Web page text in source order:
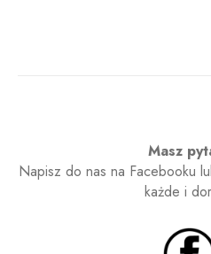
Masz
Napisz do nas na Facebooku
każde i